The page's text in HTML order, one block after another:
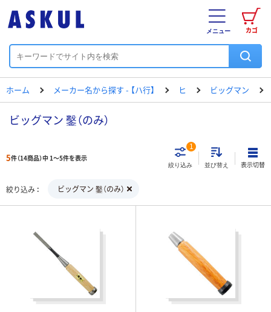
カゴ
メニュー
ホーム メーカー名から探す - 【ハ行】 ヒ ビッグマン
ビッグマン 鑿（のみ）
5件（14商品）中 1～5件を表示
絞り込み
1
並び替え 表示切替
絞り込み ビッグマン 鑿（のみ）